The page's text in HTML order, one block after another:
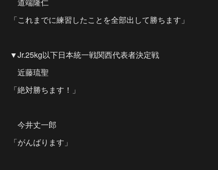
「これまでに練習したことを全部出して勝ちます」
▼Jr.25kg以下日本統一戦関西代表者決定戦
近藤琉聖
「絶対勝ちます！」
今井丈一郎
「がんばります」